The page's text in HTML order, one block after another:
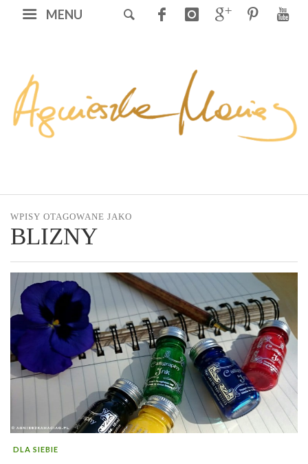
MENU
WPISY OTAGOWANE JAKO
BLIZNY
DLA SIEBIE